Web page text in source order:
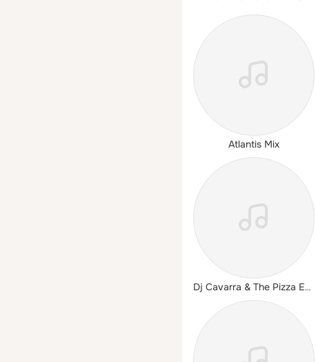
Atlantis Mix
Dj Cavarra & The Pizza Express